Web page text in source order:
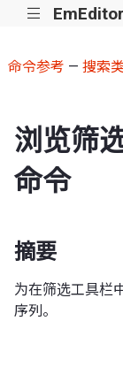
|||
命令参考 — 搜索
浏览筛
命令
摘要
为在筛选工具栏
序列。